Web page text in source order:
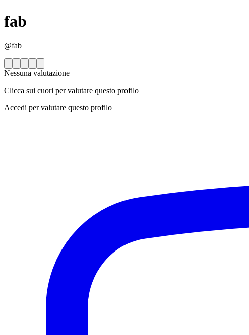
fab
@fab
Nessuna valutazione
Clicca sui cuori per valutare questo profilo
Accedi per valutare questo profilo